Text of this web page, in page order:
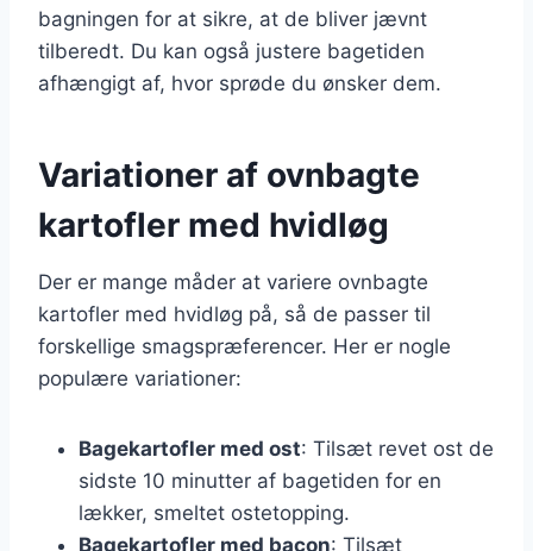
bagningen for at sikre, at de bliver jævnt
tilberedt. Du kan også justere bagetiden
afhængigt af, hvor sprøde du ønsker dem.
Variationer af ovnbagte
kartofler med hvidløg
Der er mange måder at variere ovnbagte
kartofler med hvidløg på, så de passer til
forskellige smagspræferencer. Her er nogle
populære variationer:
Bagekartofler med ost: Tilsæt revet ost de
sidste 10 minutter af bagetiden for en
lækker, smeltet ostetopping.
Bagekartofler med bacon: Tilsæt